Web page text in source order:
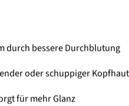
durch bessere Durchblutung
oder schuppiger Kopfhaut
für mehr Glanz